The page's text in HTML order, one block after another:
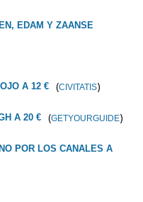
EDAM Y ZAANSE
A 12 € (CIVITATIS)
A 20 € (GETYOURGUIDE)
POR LOS CANALES A